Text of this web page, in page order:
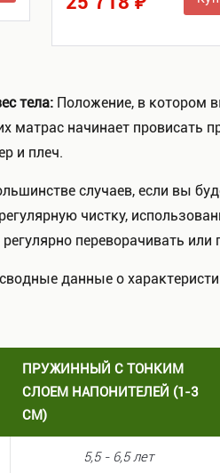
тела: Положение, в котором
матрас начинает
и плеч.
случаев, если вы
чистку,
переворачивать
данные о
ПРУЖИННЫЙ С ТОНКИМ
СЛОЕМ НАПОНИТЕЛЕЙ (1-3
СМ)
5,5 - 6,5 лет